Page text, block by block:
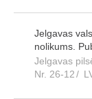
Jelgavas
nolikums.
Jelgavas
Nr. 26-12/